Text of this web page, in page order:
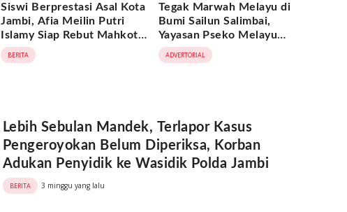
Siswi Berprestasi Asal Kota
Jambi, Afia Meilin Putri
Islamy Siap Rebut Mahkota
Putri Jambi 2026
BERITA
Tegak Marwah Melayu di
Bumi Sailun Salimbai,
Yayasan Pseko Melayu
Jambi Resmi Dikukuhkan:
Satukan Adat, Jaga Warisan
ADVERTORIAL
Lebih Sebulan Mandek, Terlapor Kasus
Pengeroyokan Belum Diperiksa, Korban
Adukan Penyidik ke Wasidik Polda Jambi
BERITA 3 minggu yang lalu